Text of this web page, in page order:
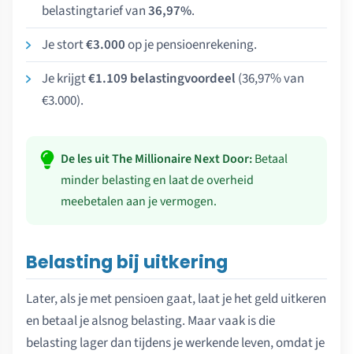
belastingtarief van36,97%.
Je stort€3.000op je pensioenrekening.
Je krijgt€1.109 belastingvoordeel (36,97% van
€3.000).
De les uit The Millionaire Next Door:Betaal
minder belasting en laat de overheid
meebetalen aan je vermogen.
Belasting bij uitkering
Later, als je met pensioen gaat, laat je het geld uitkeren
en betaal je alsnog belasting. Maar vaak is die
belasting lager dan tijdens je werkende leven, omdat je